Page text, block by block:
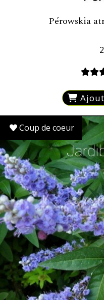
Pérowskia
Coup de coeur